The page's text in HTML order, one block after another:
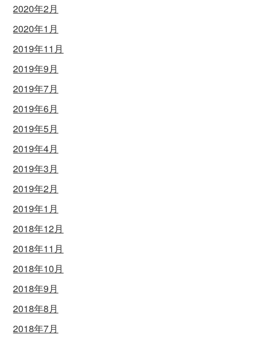
2020年2月
2020年1月
2019年11月
2019年9月
2019年7月
2019年6月
2019年5月
2019年4月
2019年3月
2019年2月
2019年1月
2018年12月
2018年11月
2018年10月
2018年9月
2018年8月
2018年7月